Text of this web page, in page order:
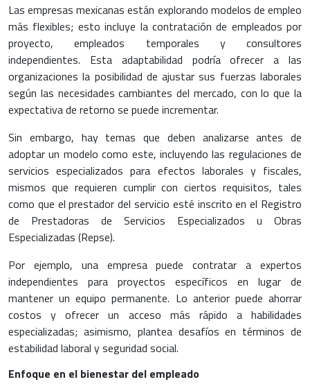
Las empresas mexicanas están explorando modelos de empleo
más flexibles; esto incluye la contratación de empleados por
proyecto, empleados temporales y consultores
independientes. Esta adaptabilidad podría ofrecer a las
organizaciones la posibilidad de ajustar sus fuerzas laborales
según las necesidades cambiantes del mercado, con lo que la
expectativa de retorno se puede incrementar.
Sin embargo, hay temas que deben analizarse antes de
adoptar un modelo como este, incluyendo las regulaciones de
servicios especializados para efectos laborales y fiscales,
mismos que requieren cumplir con ciertos requisitos, tales
como que el prestador del servicio esté inscrito en el Registro
de Prestadoras de Servicios Especializados u Obras
Especializadas (Repse).
Por ejemplo, una empresa puede contratar a expertos
independientes para proyectos específicos en lugar de
mantener un equipo permanente. Lo anterior puede ahorrar
costos y ofrecer un acceso más rápido a habilidades
especializadas; asimismo, plantea desafíos en términos de
estabilidad laboral y seguridad social.
Enfoque en el bienestar del empleado